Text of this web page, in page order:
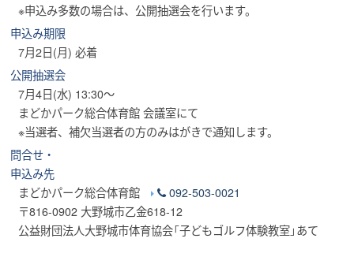
※申込み多数の場合は、公開抽選会を行います。
申込み期限
7月2日(月) 必着
公開抽選会
7月4日(水) 13:30～
まどかパーク総合体育館 会議室にて
※当選者、補欠当選者の方のみはがきで通知します。
問合せ・
申込み先
まどかパーク総合体育館
092-503-0021
〒816-0902 大野城市乙金618-12
公益財団法人大野城市体育協会「子どもゴルフ体験教室」あて